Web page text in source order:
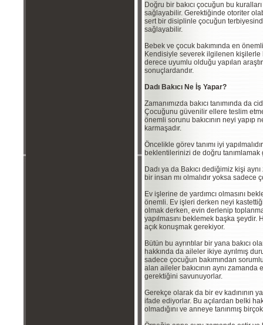
Doğru bir bakıcı çocuğun bu
sağlayabilir. Gerektiğinde otoriter
sert bir disiplinle çocuğun
sağlayabilir.
Bebek ve çocuk bakımında en
Kendisiyle severek ilgilenen
derece uyumlu olduğu yapılan
sonuçlardandır.
Dadı Bakıcı Ne İş Yapar?
Zamanımızda bakıcı tanımında da
Çocuğunu güvenilir ellere teslim
önemli sorunu bakıcının neyi yapıp
karmaşadır.
Öncelikle görev tanımı iyi
beklentilerinizi de doğru tanımlamak
Dadı ya da Bakıcı dediğimiz kişi
bir insan mı olmalıdır yoksa sadece
Ev işlerine de yardımcı olmasını
önemli. Ev işleri derken neyi
olmak derken, evin derlenip
yapılmasını beklemek başka
açık konuşmak gerekiyor.
Bütün bu ayrıntılar bir yana bakıcı
hakkında da aileler ikiye ayrılmış
sadece çocuğun bakımından
alan aileler bakıcının aynı
gerektiğini savunuyorlar.
Gerekçe olarak da bir ev kadınının
ifade ediyorlar. Bu açılardan belki
olmadığını ve anneye tanınmış